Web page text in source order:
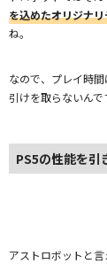
を込めたオリジナ
ね。
なので、プレイ時
引けを取らないんで
PS5の性能を引
アストロボットと